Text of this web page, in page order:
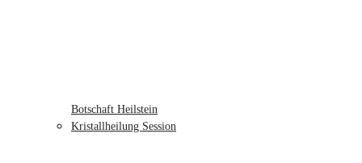
Botschaft Heilstein
Kristallheilung Session